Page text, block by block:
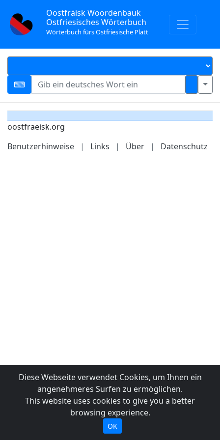
Oostfräisk Woordenbauk
Ostfriesisches Wörterbuch
Wörterbuch fürs Ostfriesische Platt
oostfraeisk.org
Benutzerhinweise
| Links | Über | Datenschutz
Diese Webseite verwendet Cookies, um Ihnen ein
angenehmeres Surfen zu ermöglichen.
This website uses cookies to give you a better
browsing experience.
OK